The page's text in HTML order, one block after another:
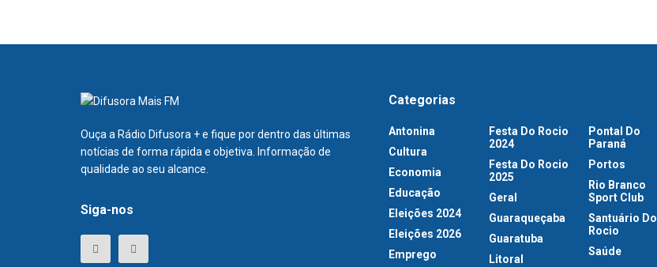
Ouça a Rádio Difusora + e fique por dentro das últimas
notícias de forma rápida e objetiva. Informação de
qualidade ao seu alcance.
Siga-nos
Categorias
Antonina
Cultura
Economia
Educação
Eleições 2024
Eleições 2026
Emprego
Festa Do Rocio
2024
Festa Do Rocio
2025
Geral
Guaraqueçaba
Guaratuba
Litoral
Pontal Do
Paraná
Portos
Rio Branco
Sport Club
Santuário Do
Rocio
Saúde